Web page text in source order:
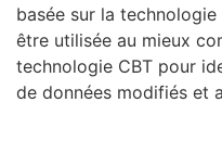
basée sur la
être utilisée au mieux
technologie CBT pour
de données modifiés et